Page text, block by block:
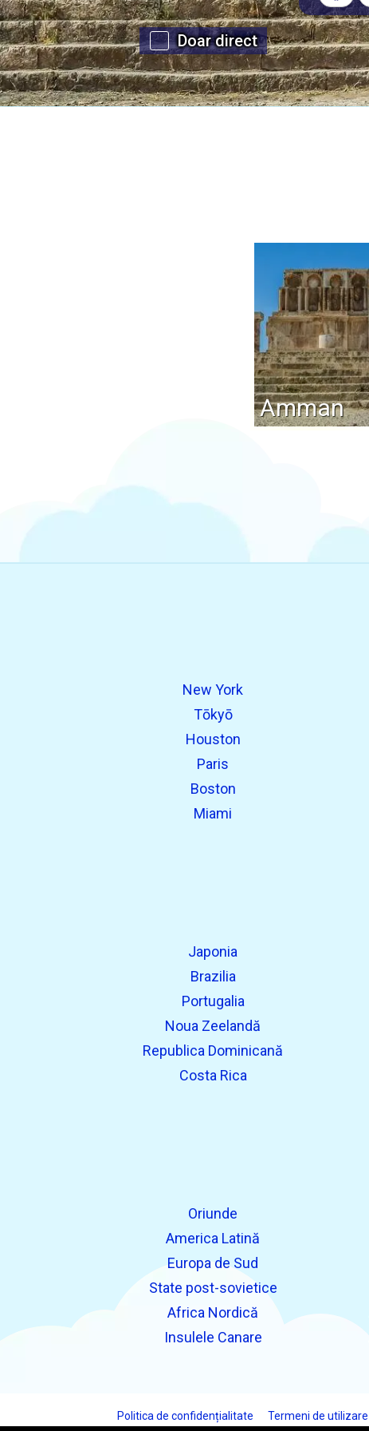
Doar direct
Amman
New York
Tōkyō
Houston
Paris
Boston
Miami
Japonia
Brazilia
Portugalia
Noua Zeelandă
Republica Dominicană
Costa Rica
Oriunde
America Latină
Europa de Sud
State post-sovietice
Africa Nordică
Insulele Canare
Politica de confidențialitate
Termeni de utilizare